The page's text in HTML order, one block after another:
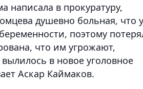
написала в прокуратуру,
душевно больная, что у
поэтому
что им угрожают,
в новое уголовное
Аскар Каймаков.